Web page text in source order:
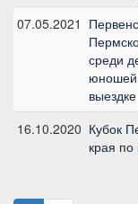
07.05.2021
среди
выездке
16.10.2020 Кубок
края по